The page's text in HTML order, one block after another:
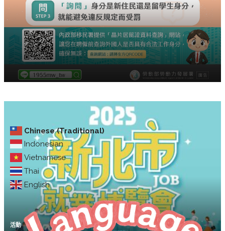
Chinese (Traditional)
Indonesian
Vietnamese
Thai
English
活動